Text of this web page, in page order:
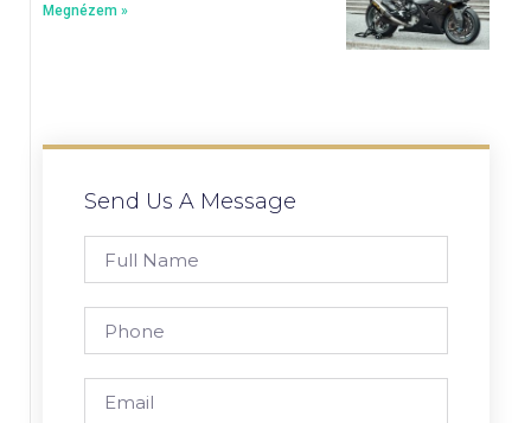
Megnézem »
Send Us A Message